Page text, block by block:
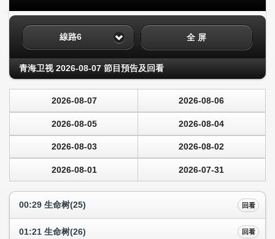
線路6 全 屏
青海卫视 2026-08-07 節目預告及回看
2026-08-07 2026-08-06
2026-08-05 2026-08-04
2026-08-03 2026-08-02
2026-08-01 2026-07-31
00:29 生命树(25) 回看
01:21 生命树(26) 回看